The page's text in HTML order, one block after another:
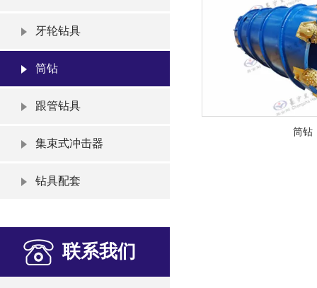
牙轮钻具
筒钻
跟管钻具
集束式冲击器
钻具配套
联系我们
筒钻